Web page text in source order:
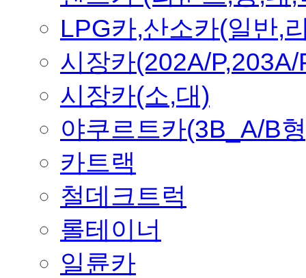
LPG카,산소카(일반,
시장카(202A/P,203A/
시장카(소,대)
야쿠르트카(3B_A/B
카트랙
철데크트럭
롤테이너
일륜카